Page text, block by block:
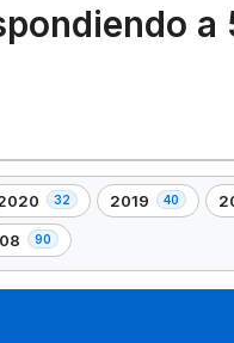
a
32 2019 40
,
,
90